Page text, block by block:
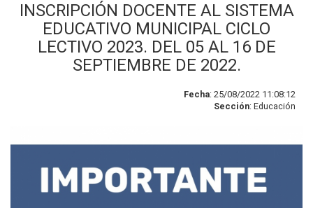
INSCRIPCIÓN DOCENTE AL SISTEMA
EDUCATIVO MUNICIPAL CICLO
LECTIVO 2023. DEL 05 AL 16 DE
SEPTIEMBRE DE 2022.
Fecha: 25/08/2022 11:08:12
Sección: Educación